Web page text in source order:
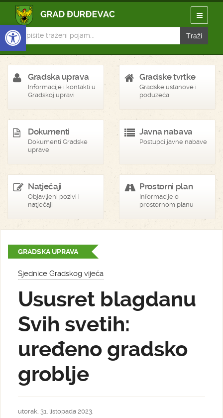
Open toolbar
Gradska uprava
Informacije i kontakti u
Gradskoj upravi
Gradske tvrtke
Gradske ustanove i
poduzeća
Dokumenti
Dokumenti Gradske
uprave
Javna nabava
Postupci javne nabave
Natječaji
Objavljeni pozivi i
natječaji
Prostorni plan
Informacije o
prostornom planu
GRADSKA UPRAVA
Sjednice Gradskog vijeća
Ususret blagdanu
Svih svetih:
uređeno gradsko
groblje
utorak, 31. listopada 2023.